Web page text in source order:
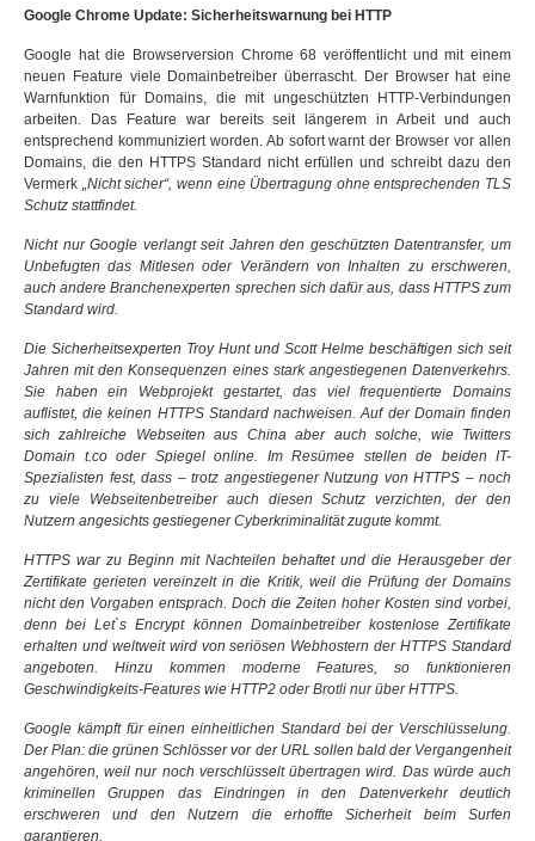
Google Chrome Update: Sicherheitswarnung bei HTTP
Google hat die Browserversion Chrome 68 veröffentlicht und mit einem
neuen Feature viele Domainbetreiber überrascht. Der Browser hat eine
Warnfunktion für Domains, die mit ungeschützten HTTP-Verbindungen
arbeiten. Das Feature war bereits seit längerem in Arbeit und auch
entsprechend kommuniziert worden. Ab sofort warnt der Browser vor allen
Domains, die den HTTPS Standard nicht erfüllen und schreibt dazu den
Vermerk „Nicht sicher“, wenn eine Übertragung ohne entsprechenden TLS
Schutz stattfindet.
Nicht nur Google verlangt seit Jahren den geschützten Datentransfer, um
Unbefugten das Mitlesen oder Verändern von Inhalten zu erschweren,
auch andere Branchenexperten sprechen sich dafür aus, dass HTTPS zum
Standard wird.
Die Sicherheitsexperten Troy Hunt und Scott Helme beschäftigen sich seit
Jahren mit den Konsequenzen eines stark angestiegenen Datenverkehrs.
Sie haben ein Webprojekt gestartet, das viel frequentierte Domains
auflistet, die keinen HTTPS Standard nachweisen. Auf der Domain finden
sich zahlreiche Webseiten aus China aber auch solche, wie Twitters
Domain t.co oder Spiegel online. Im Resümee stellen de beiden IT-
Spezialisten fest, dass – trotz angestiegener Nutzung von HTTPS – noch
zu viele Webseitenbetreiber auch diesen Schutz verzichten, der den
Nutzern angesichts gestiegener Cyberkriminalität zugute kommt.
HTTPS war zu Beginn mit Nachteilen behaftet und die Herausgeber der
Zertifikate gerieten vereinzelt in die Kritik, weil die Prüfung der Domains
nicht den Vorgaben entsprach. Doch die Zeiten hoher Kosten sind vorbei,
denn bei Let`s Encrypt können Domainbetreiber kostenlose Zertifikate
erhalten und weltweit wird von seriösen Webhostern der HTTPS Standard
angeboten. Hinzu kommen moderne Features, so funktionieren
Geschwindigkeits-Features wie HTTP2 oder Brotli nur über HTTPS.
Google kämpft für einen einheitlichen Standard bei der Verschlüsselung.
Der Plan: die grünen Schlösser vor der URL sollen bald der Vergangenheit
angehören, weil nur noch verschlüsselt übertragen wird. Das würde auch
kriminellen Gruppen das Eindringen in den Datenverkehr deutlich
erschweren und den Nutzern die erhoffte Sicherheit beim Surfen
garantieren.